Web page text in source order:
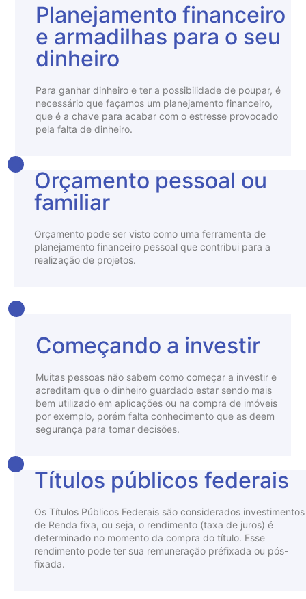
Planejamento financeiro
e armadilhas para o seu
dinheiro
Para ganhar dinheiro e ter a possibilidade de poupar, é
necessário que façamos um planejamento financeiro,
que é a chave para acabar com o estresse provocado
pela falta de dinheiro.
Orçamento pessoal ou
familiar
Orçamento pode ser visto como uma ferramenta de
planejamento financeiro pessoal que contribui para a
realização de projetos.
Começando a investir
Muitas pessoas não sabem como começar a investir e
acreditam que o dinheiro guardado estar sendo mais
bem utilizado em aplicações ou na compra de imóveis
por exemplo, porém falta conhecimento que as deem
segurança para tomar decisões.
Títulos públicos federais
Os Títulos Públicos Federais são considerados investimentos
de Renda fixa, ou seja, o rendimento (taxa de juros) é
determinado no momento da compra do título. Esse
rendimento pode ter sua remuneração préfixada ou pós-
fixada.